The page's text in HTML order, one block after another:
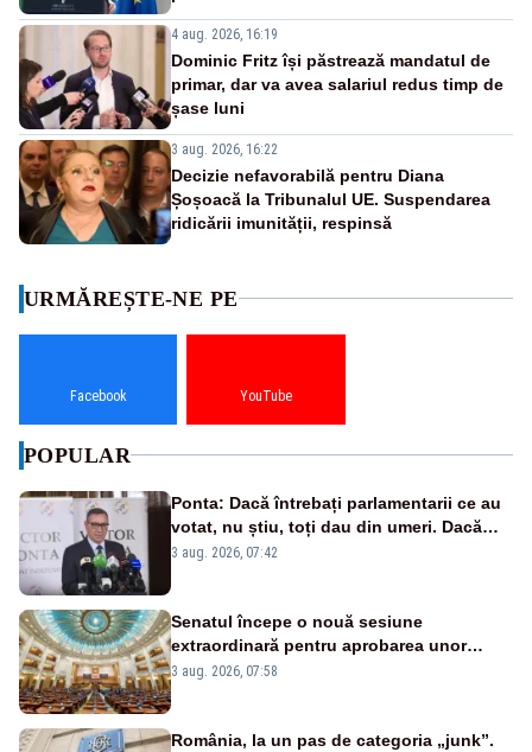
4 aug. 2026, 16:19
Dominic Fritz își păstrează mandatul de
primar, dar va avea salariul redus timp de
șase luni
3 aug. 2026, 16:22
Decizie nefavorabilă pentru Diana
Șoșoacă la Tribunalul UE. Suspendarea
ridicării imunității, respinsă
URMĂREȘTE-NE PE
Facebook YouTube
POPULAR
Ponta: Dacă întrebați parlamentarii ce au
votat, nu știu, toți dau din umeri. Dacă
întrebi de ce au votat pro sau contra, o să
3 aug. 2026, 07:42
Senatul începe o nouă sesiune
extraordinară pentru aprobarea unor
jaloane din PNRR
3 aug. 2026, 07:58
România, la un pas de categoria „junk”.